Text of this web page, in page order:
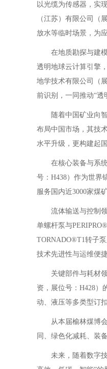
以光缆为传感器，实
（江苏）有限公司（
放水等临时场景，为
在地质勘探与建模
透明地球云计算引擎
地学技术有限公司（
前识别，一同推动“透
随着中国矿业向智
布局中国市场，其技
水平升级，更构建起
在核心装备与系统
号：H438）作为世界
服务国内近3000家煤
流体输送与控制领
单螺杆泵与
TORNADO®T1转子
技术先进性与运维便捷
关键部件与耗材领
资，展位号：H428）
动、液压等多类型订
从本届榆林煤博会
同、绿色化减耗、装
未来，随着数字技